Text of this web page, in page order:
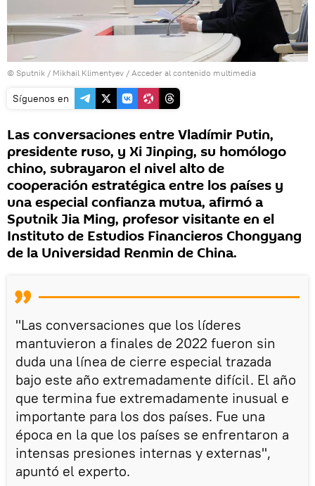
© Sputnik / Mikhail Klimentyev / Acceder al contenido multimedia
Síguenos en
Las conversaciones entre Vladímir Putin,
presidente ruso, y Xi Jinping, su homólogo
chino, subrayaron el nivel alto de
cooperación estratégica entre los países y
una especial confianza mutua, afirmó a
Sputnik Jia Ming, profesor visitante en el
Instituto de Estudios Financieros Chongyang
de la Universidad Renmin de China.
"Las conversaciones que los líderes
mantuvieron a finales de 2022 fueron sin
duda una línea de cierre especial trazada
bajo este año extremadamente difícil. El año
que termina fue extremadamente inusual e
importante para los dos países. Fue una
época en la que los países se enfrentaron a
intensas presiones internas y externas",
apuntó el experto.